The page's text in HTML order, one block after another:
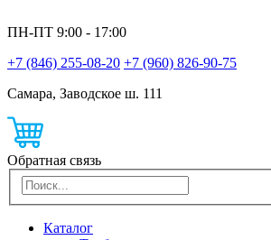
ПН-ПТ 9:00 - 17:00
+7 (846) 255-08-20 +7 (960) 826-90-75
Самара, Заводское ш. 111
Обратная связь
Каталог